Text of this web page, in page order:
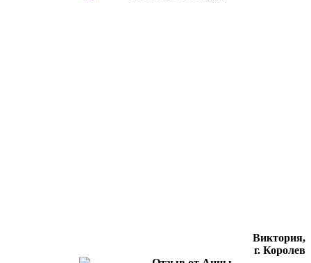
Виктория,
г. Королев